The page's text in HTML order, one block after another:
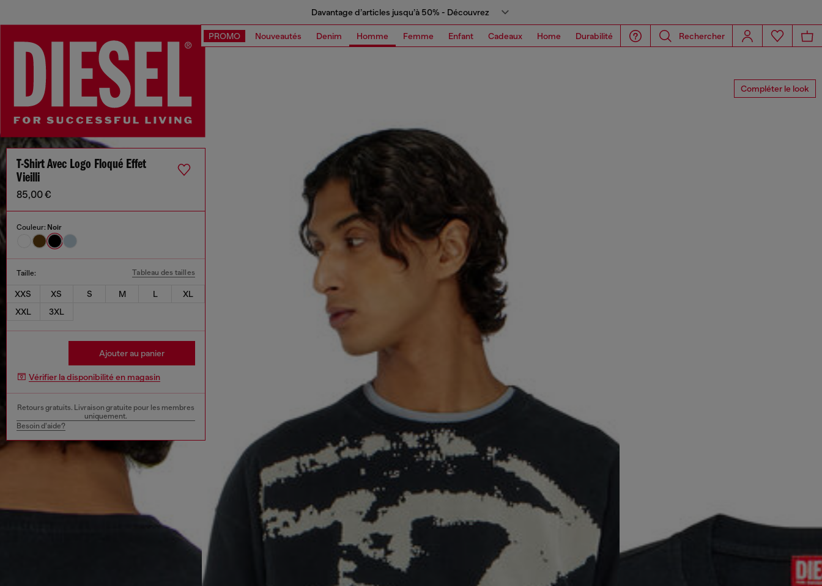
Davantage d’articles jusqu’à 50% - Découvrez
PROMO Nouveautés Denim Homme Femme Enfant Cadeaux Home Durabilité Rechercher
Compléter le look
T-Shirt Avec Logo Floqué Effet
Vieilli
85,00 €
Couleur: Noir
Taille: Tableau des tailles
XXS XS S M L
XL
XXL
3XL
Ajouter au panier
Vérifier la disponibilité en magasin
Retours gratuits. Livraison gratuite pour les membres
uniquement.
Besoin d’aide?